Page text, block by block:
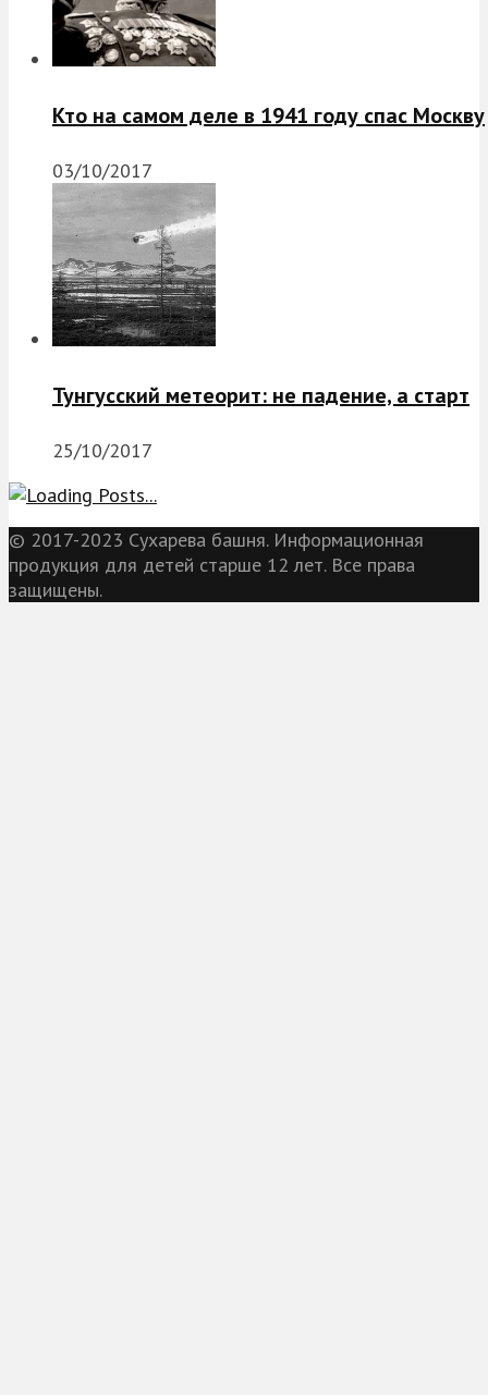
Кто на самом деле в 1941 году спас Москву
03/10/2017
Тунгусский метеорит: не падение, а старт
25/10/2017
© 2017-2023 Сухарева башня. Информационная
продукция для детей старше 12 лет. Все права
защищены.